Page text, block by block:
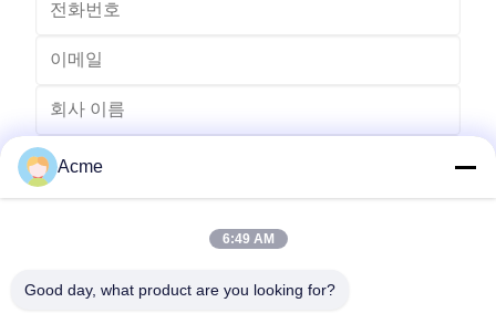
전송
Acme
6:49 AM
Good day, what product are you looking for?